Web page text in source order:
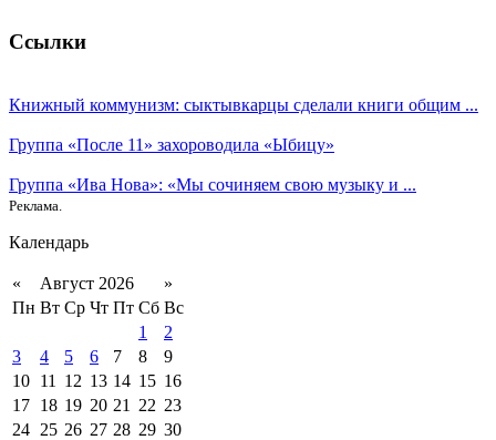
Ссылки
Книжный коммунизм: сыктывкарцы сделали книги общим ...
Группа «После 11» захороводила «Ыбицу»
Группа «Ива Нова»: «Мы сочиняем свою музыку и ...
Реклама.
Календарь
« Август 2026
»
Пн Вт Ср Чт Пт Сб Вс
1
2
3
4 5 6 7 8
9
10 11 12 13 14 15 16
17 18 19 20 21 22 23
24 25 26 27 28 29 30